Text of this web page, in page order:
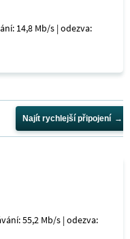
14,8 Mb/s | odezva:
Najít rychlejší připojení
55,2 Mb/s | odezva: